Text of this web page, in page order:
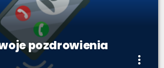
pozdrowienia
more_vert